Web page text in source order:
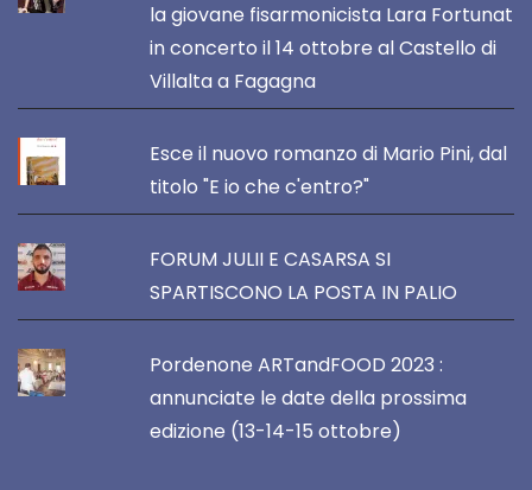
la giovane fisarmonicista Lara Fortunat
in concerto il 14 ottobre al Castello di
Villalta a Fagagna
Esce il nuovo romanzo di Mario Pini, dal
titolo "E io che c'entro?"
FORUM JULII E CASARSA SI
SPARTISCONO LA POSTA IN PALIO
Pordenone ARTandFOOD 2023 :
annunciate le date della prossima
edizione (13-14-15 ottobre)